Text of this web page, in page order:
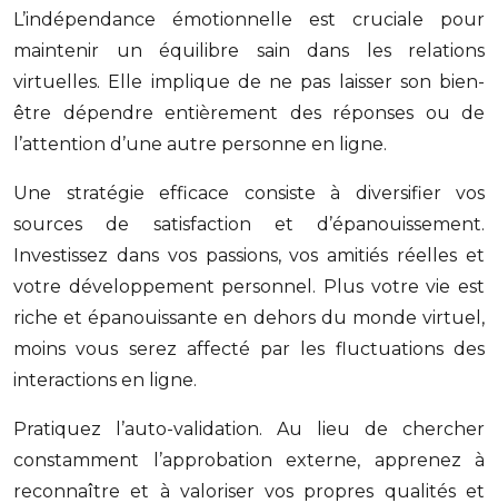
L’indépendance émotionnelle est cruciale pour
maintenir un équilibre sain dans les relations
virtuelles. Elle implique de ne pas laisser son bien-
être dépendre entièrement des réponses ou de
l’attention d’une autre personne en ligne.
Une stratégie efficace consiste à diversifier vos
sources de satisfaction et d’épanouissement.
Investissez dans vos passions, vos amitiés réelles et
votre développement personnel. Plus votre vie est
riche et épanouissante en dehors du monde virtuel,
moins vous serez affecté par les fluctuations des
interactions en ligne.
Pratiquez l’auto-validation. Au lieu de chercher
constamment l’approbation externe, apprenez à
reconnaître et à valoriser vos propres qualités et